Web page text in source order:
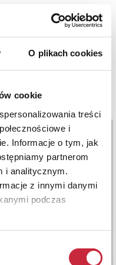
O plikach cookies
cookie
treści
i
Informacje o tym, jak
partnerom
i analitycznym.
z innymi danymi
podczas
0.900, masa całkowita 4.950